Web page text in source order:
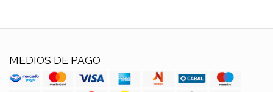
MEDIOS DE PAGO